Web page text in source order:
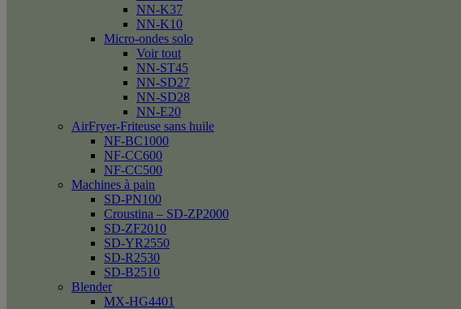
NN-K37
NN-K10
Micro-ondes solo
Voir tout
NN-ST45
NN-SD27
NN-SD28
NN-E20
AirFryer-Friteuse sans huile
NF-BC1000
NF-CC600
NF-CC500
Machines à pain
SD-PN100
Croustina – SD-ZP2000
SD-ZF2010
SD-YR2550
SD-R2530
SD-B2510
Blender
MX-HG4401